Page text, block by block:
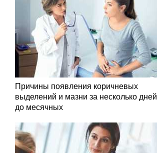
Причины появления коричневых
выделений и мазни за несколько дней
до месячных